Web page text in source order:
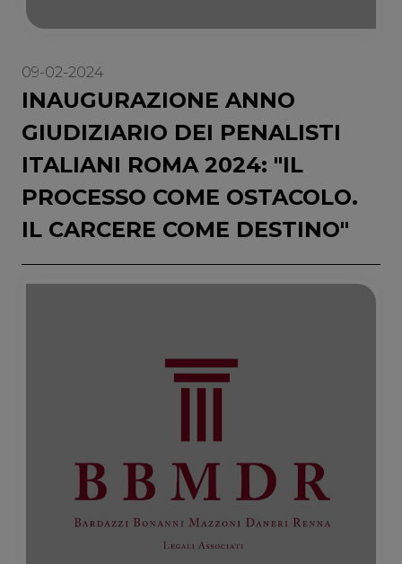
09-02-2024
INAUGURAZIONE ANNO
GIUDIZIARIO DEI PENALISTI
ITALIANI ROMA 2024: "IL
PROCESSO COME OSTACOLO.
IL CARCERE COME DESTINO"